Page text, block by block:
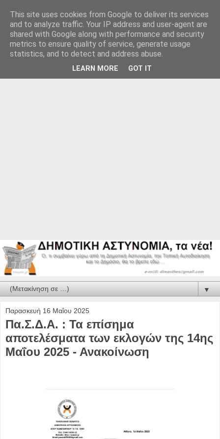
▼
Παρασκευή 16 Μαΐου 2025
Πα.Σ.Δ.Α. : Τα επίσημα
αποτελέσματα των εκλογών της 14ης
Μαΐου 2025 - Ανακοίνωση
This site uses cookies from Google to deliver its services
and to analyze traffic. Your IP address and user-agent are
shared with Google along with performance and security
metrics to ensure quality of service, generate usage
statistics, and to detect and address abuse.
LEARN MORE GOT IT